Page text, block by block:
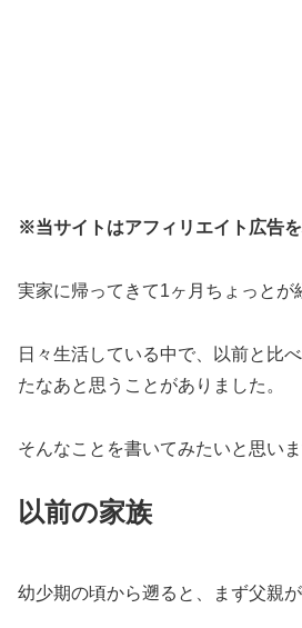
※当サイトはアフィリエイト広告を
実家に帰ってきて1ヶ月ちょっとが
日々生活している中で、以前と比
たなあと思うことがありました。
そんなことを書いてみたいと思いま
以前の家族
幼少期の頃から遡ると、まず父親が